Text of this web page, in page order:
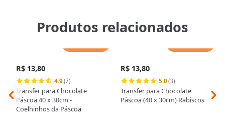
Produtos relacionados
R$ 13,80
4.9(7)
Transfer para Chocolate
Páscoa 40 x 30cm -
Coelhinhos da Páscoa
R$ 13,80
5.0(3)
Transfer para Chocolate
Páscoa (40 x 30cm) Rabiscos